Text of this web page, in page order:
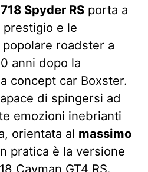
Spyder RS porta a
e le
roadster a
anni dopo la
concept car Boxster.
di spingersi ad
emozioni inebrianti
orientata al massimo
pratica ​​è la versione
Cayman GT4 RS.